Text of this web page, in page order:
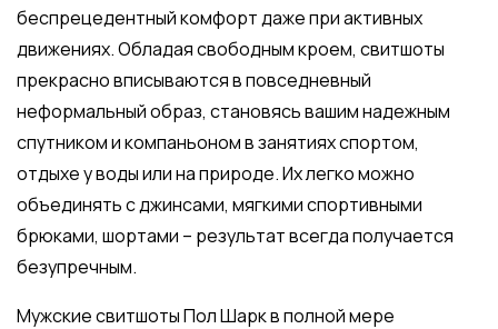
беспрецедентный комфорт даже при активных
движениях. Обладая свободным кроем, свитшоты
прекрасно вписываются в повседневный
неформальный образ, становясь вашим надежным
спутником и компаньоном в занятиях спортом,
отдыхе у воды или на природе. Их легко можно
объединять с джинсами, мягкими спортивными
брюками, шортами – результат всегда получается
безупречным.
Мужские свитшоты Пол Шарк в полной мере